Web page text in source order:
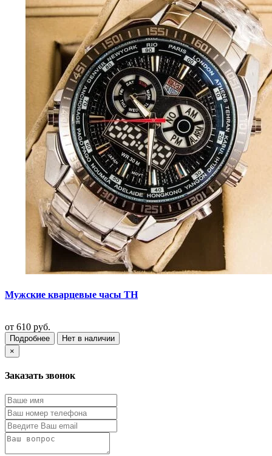
Мужские кварцевые часы TH
от 610 руб.
Подробнее
Нет в наличии
×
Заказать звонок